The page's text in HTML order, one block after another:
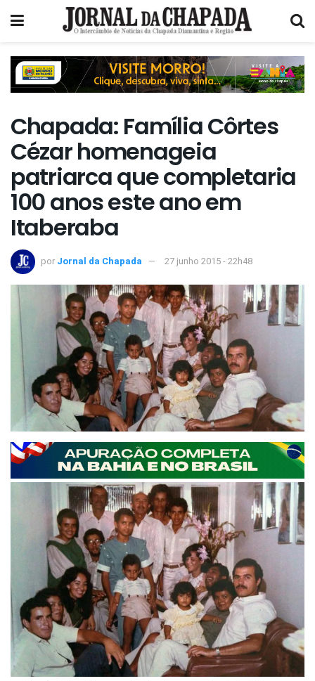
Chapada: Família Côrtes
Cézar homenageia
patriarca que completaria
100 anos este ano em
Itaberaba
por Jornal da Chapada 27 junho 2015 - 22h48